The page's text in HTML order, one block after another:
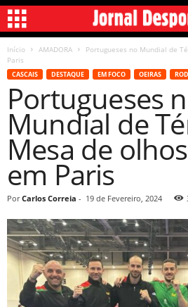
Início AMADORA
Portugueses no Mundial de
Paris
CASCAIS DESTAQUE EM FOCO OEIRAS
Portugueses
Mundial de
Mesa de
em Paris
Por Carlos Correia - 19 de Fevereiro, 2024